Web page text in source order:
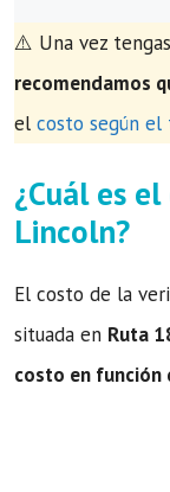
⚠️ Una vez
recomendamos
el costo según
¿Cuál es
Lincoln?
El costo de la
situada en Ruta
costo en